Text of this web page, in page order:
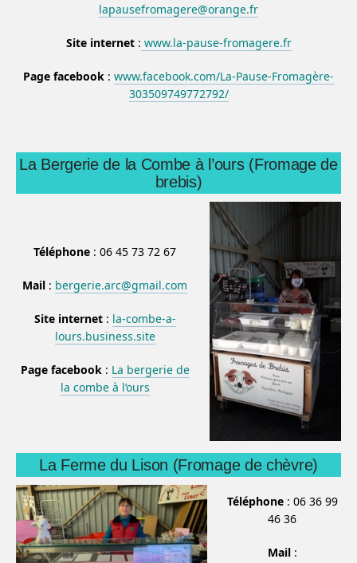
lapausefromagere@orange.fr
Site internet: www.la-pause-fromagere.fr
Page facebook : www.facebook.com/La-Pause-Fromagère-
303509749772792/
La Bergerie de la Combe à l’ours (Fromage de
brebis)
Téléphone : 06 45 73 72 67
Mail : bergerie.arc@gmail.com
Site internet: la-combe-a-
lours.business.site
Page facebook: La bergerie de
la combe à l’ours
La Ferme du Lison (Fromage de chèvre)
Téléphone: 06 36 99
46 36
Mail: